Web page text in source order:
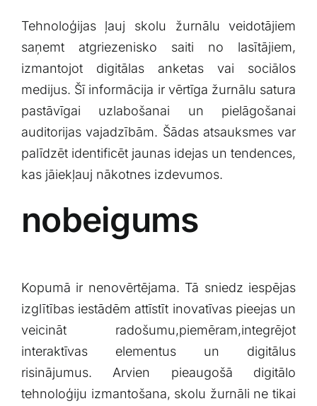
Tehnoloģijas ļauj skolu žurnālu veidotājiem
saņemt atgriezenisko saiti no lasītājiem,
izmantojot digitālas anketas ⁣vai sociālos
⁢medijus. Šī informācija ir vērtīga žurnālu satura
pastāvīgai uzlabošanai un pielāgošanai
auditorijas ⁣vajadzībām. Šādas atsauksmes var
palīdzēt identificēt jaunas idejas un​ tendences,
kas jāiekļauj nākotnes izdevumos.
nobeigums
Kopumā⁣ ir nenovērtējama. Tā sniedz iespējas
izglītības⁢ iestādēm attīstīt⁢ inovatīvas pieejas un
veicināt radošumu,piemēram,integrējot
interaktīvas ‍elementus un digitālus
risinājumus. Arvien‍ pieaugošā digitālo
tehnoloģiju izmantošana, skolu žurnāli ne⁤ tikai